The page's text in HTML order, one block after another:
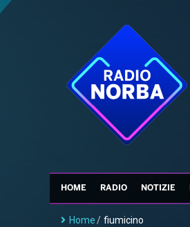
HOME RADIO NOTIZIE
Home/ fiumicino